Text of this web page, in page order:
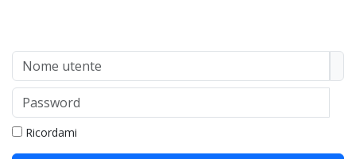
Nome utente
Password
Ricordami